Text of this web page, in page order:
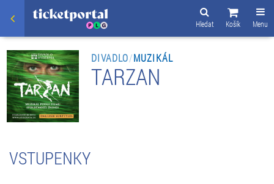
Menu
Košík
Hledat
DIVADLO/MUZIKÁL
TARZAN
VSTUPENKY